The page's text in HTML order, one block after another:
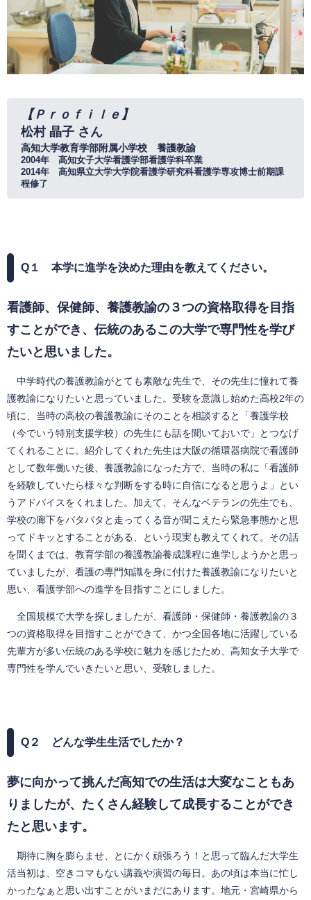
【Ｐｒｏｆｉｌｅ】
松村 晶子 さん​
高知大学教育学部附属小学校 養護教諭
​2004年 高知女子大学看護学部看護学科卒業
2014年 高知県立大学大学院看護学研究科看護学専攻博士前期課
程修了​
Q １ 本学に進学を決めた理由を教えてください。
看護師、保健師、養護教諭の３つの資格取得を目指
すことができ、伝統のあるこの大学で専門性を学び
たいと思いました。
中学時代の養護教諭がとても素敵な先生で、その先生に憧れて養
護教諭になりたいと思っていました。受験を意識し始めた高校2年の
頃に、当時の高校の養護教諭にそのことを相談すると「養護学校
（今でいう特別支援学校）の先生にも話を聞いておいで」とつなげ
てくれることに。紹介してくれた先生は大阪の循環器病院で看護師
として数年働いた後、養護教諭になった方で、当時の私に「看護師
を経験していたら様々な判断をする時に自信になると思うよ」とい
うアドバイスをくれました。加えて、そんなベテランの先生でも、
学校の廊下をバタバタと走ってくる音が聞こえたら緊急事態かと思
ってドキッとすることがある、という現実も教えてくれて。その話
を聞くまでは、教育学部の養護教諭養成課程に進学しようかと思っ
ていましたが、看護の専門知識を身に付けた養護教諭になりたいと
思い、看護学部への進学を目指すことにしました。
全国規模で大学を探しましたが、看護師・保健師・養護教諭の３
つの資格取得を目指すことができて、かつ全国各地に活躍している
先輩方が多い伝統のある学校に魅力を感じたため、高知女子大学で
専門性を学んでいきたいと思い、受験しました。
Q ２ どんな学生生活でしたか？
夢に向かって挑んだ高知での生活は大変なこともあ
りましたが、たくさん経験して成長することができ
たと思います。
期待に胸を膨らませ、とにかく頑張ろう！と思って臨んだ大学生
活当初は、空きコマもない講義や演習の毎日。あの頃は本当に忙し
かったなぁと思い出すことがいまだにあります。地元・宮崎県から